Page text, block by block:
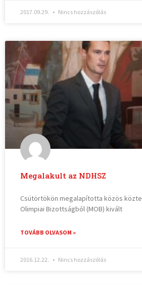
2017.09.29. Nincs hozzászólás
Megalakult az NDHSZ
Csütörtökön megalapította közös
Olimpiai Bizottságból (MOB) kivált
TOVÁBB OLVASOM »
2016.12.22. Nincs hozzászólás